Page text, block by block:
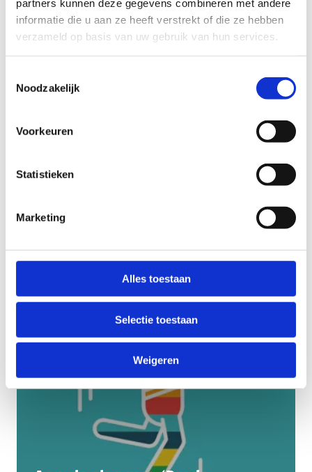
partners kunnen deze gegevens combineren met andere
informatie die u aan ze heeft verstrekt of die ze hebben
verzameld op basis van uw gebruik van hun services.
Noodzakelijk
Voorkeuren
Statistieken
Marketing
Alles toestaan
Selectie toestaan
Weigeren
Volg een Coach 4 skills